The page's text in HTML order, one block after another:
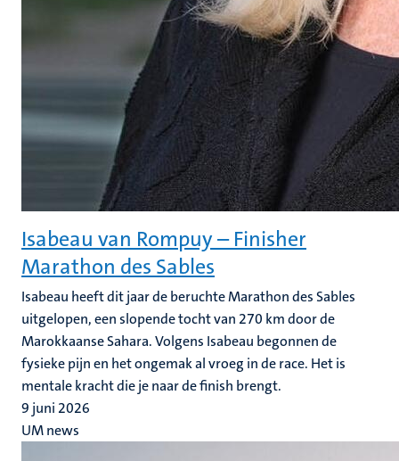
Isabeau van Rompuy – Finisher
Marathon des Sables
Isabeau heeft dit jaar de beruchte Marathon des Sables
uitgelopen, een slopende tocht van 270 km door de
Marokkaanse Sahara. Volgens Isabeau begonnen de
fysieke pijn en het ongemak al vroeg in de race. Het is
mentale kracht die je naar de finish brengt.
9 juni 2026
UM news